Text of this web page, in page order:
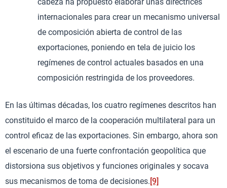
internacionales para crear un mecanismo universal
de composición abierta de control de las
exportaciones, poniendo en tela de juicio los
regímenes de control actuales basados en una
composición restringida de los proveedores.
En las últimas décadas, los cuatro regímenes descritos han
constituido el marco de la cooperación multilateral para un
control eficaz de las exportaciones. Sin embargo, ahora son
el escenario de una fuerte confrontación geopolítica que
distorsiona sus objetivos y funciones originales y socava
sus mecanismos de toma de decisiones. [9]